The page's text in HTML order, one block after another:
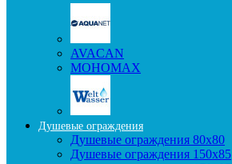
AVACAN
МОНОМАХ
Душевые ограждения
Душевые ограждения 80x80
Душевые ограждения 150x85